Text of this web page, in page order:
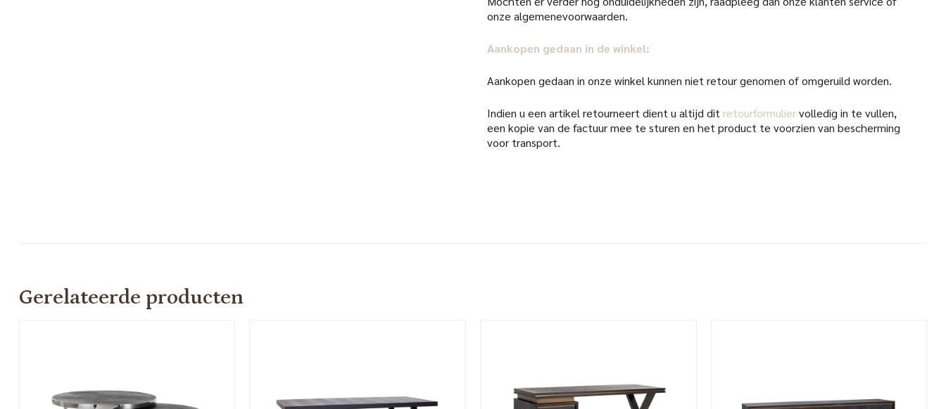
onze algemenevoorwaarden.
Aankopen gedaan in de winkel:
Aankopen gedaan in onze winkel kunnen niet retour genomen of omgeruild worden.
Indien u een artikel retourneert dient u altijd dit retourformuliervolledig in te vullen,
een kopie van de factuur mee te sturen en het product te voorzien van bescherming
voor transport.
Gerelateerde producten